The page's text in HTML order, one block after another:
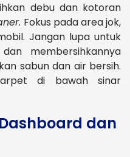
debu dan kotoran
Fokus pada area jok,
Jangan lupa untuk
membersihkannya
sabun dan air bersih.
di bawah sinar
dan